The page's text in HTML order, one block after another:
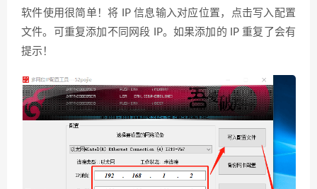
软件使用很简单！将 IP 信息输入对应位置，点击写入配置
文件。可重复添加不同网段 IP。如果添加的 IP 重复了会有
提示！